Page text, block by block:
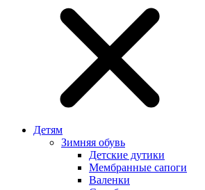
Детям
Зимняя обувь
Детские дутики
Мембранные сапоги
Валенки